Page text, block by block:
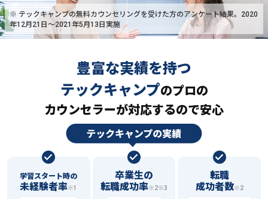
※ テックキャンプの無料カウンセリングを受けた方のアンケート結果。2020
年12月21日〜2021年5月13日実施
豊富な実績を持つ
テックキャンプのプロの
カウンセラーが対応するので安心
学習スタート時の
未経験者率※1
卒業生の
転職成功率※2※3
転職
成功者数※2